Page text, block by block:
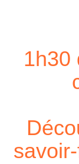
1h30